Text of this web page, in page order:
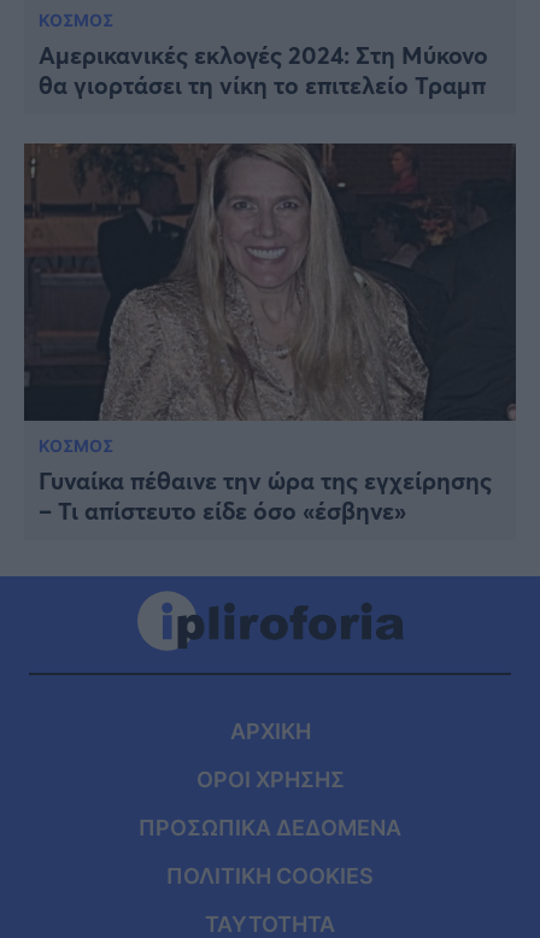
ΚΟΣΜΟΣ
Αμερικανικές εκλογές 2024: Στη Μύκονο
θα γιορτάσει τη νίκη το επιτελείο Τραμπ
ΚΟΣΜΟΣ
Γυναίκα πέθαινε την ώρα της εγχείρησης
– Τι απίστευτο είδε όσο «έσβηνε»
ΑΡΧΙΚΗ
ΟΡΟΙ ΧΡΗΣΗΣ
ΠΡΟΣΩΠΙΚΑ ΔΕΔΟΜΕΝΑ
ΠΟΛΙΤΙΚΗ COOKIES
ΤΑΥΤΟΤΗΤΑ